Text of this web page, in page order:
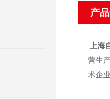
产
上
营生
术企